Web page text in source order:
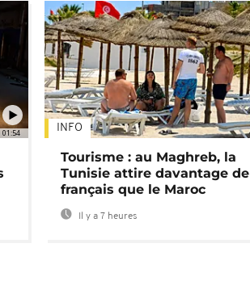
01:54 INFO
Tourisme : au Maghreb, la
Tunisie attire davantage de
français que le Maroc
Il y a 7 heures